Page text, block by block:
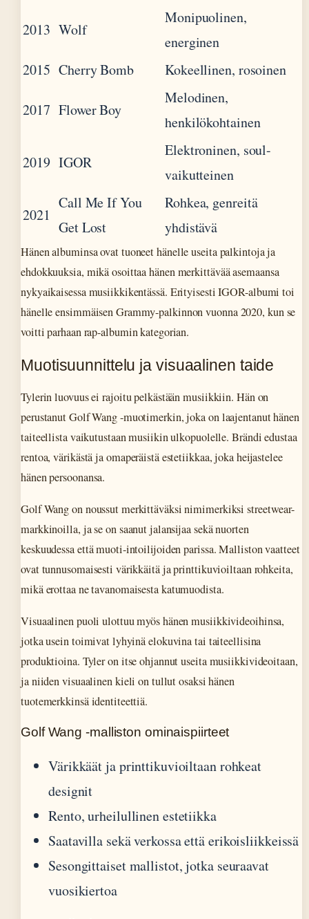
2013 Wolf
Monipuolinen,
energinen
2015 Cherry Bomb Kokeellinen, rosoinen
2017 Flower Boy
Melodinen,
henkilökohtainen
2019 IGOR
Elektroninen, soul-
vaikutteinen
2021
Call Me If You
Get Lost
Rohkea, genreitä
yhdistävä
Hänen albuminsa ovat tuoneet hänelle useita palkintoja ja
ehdokkuuksia, mikä osoittaa hänen merkittävää asemaansa
nykyaikaisessa musiikkikentässä. Erityisesti IGOR-albumi toi
hänelle ensimmäisen Grammy-palkinnon vuonna 2020, kun se
voitti parhaan rap-albumin kategorian.
Muotisuunnittelu ja visuaalinen taide
Tylerin luovuus ei rajoitu pelkästään musiikkiin. Hän on
perustanut Golf Wang -muotimerkin, joka on laajentanut hänen
taiteellista vaikutustaan musiikin ulkopuolelle. Brändi edustaa
rentoa, värikästä ja omaperäistä estetiikkaa, joka heijastelee
hänen persoonansa.
Golf Wang on noussut merkittäväksi nimimerkiksi streetwear-
markkinoilla, ja se on saanut jalansijaa sekä nuorten
keskuudessa että muoti-intoilijoiden parissa. Malliston vaatteet
ovat tunnusomaisesti värikkäitä ja printtikuvioiltaan rohkeita,
mikä erottaa ne tavanomaisesta katumuodista.
Visuaalinen puoli ulottuu myös hänen musiikkivideoihinsa,
jotka usein toimivat lyhyinä elokuvina tai taiteellisina
produktioina. Tyler on itse ohjannut useita musiikkivideoitaan,
ja niiden visuaalinen kieli on tullut osaksi hänen
tuotemerkkinsä identiteettiä.
Golf Wang -malliston ominaispiirteet
Värikkäät ja printtikuvioiltaan rohkeat
designit
Rento, urheilullinen estetiikka
Saatavilla sekä verkossa että erikoisliikkeissä
Sesongittaiset mallistot, jotka seuraavat
vuosikiertoa